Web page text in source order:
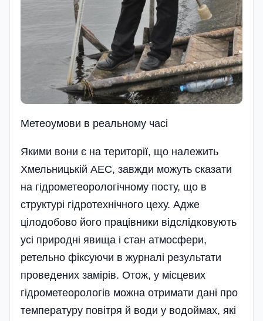
Метеоумови в реальному часi
Якими вони є на території, що належить
Хмельницькій АЕС, завжди можут­ь сказати
на гідрометеорологічному посту, що в
структурі гідротехнічного цеху. Адже
цілодобово його працівники від­слідковують
усі природні явища і стан атмосфери,
ретельно фіксуючи в журналі результати
прове­дених замірів. Отож, у місцевих
гідрометеорологів можна отримати дані про
температуру повітря й води у водоймах, які